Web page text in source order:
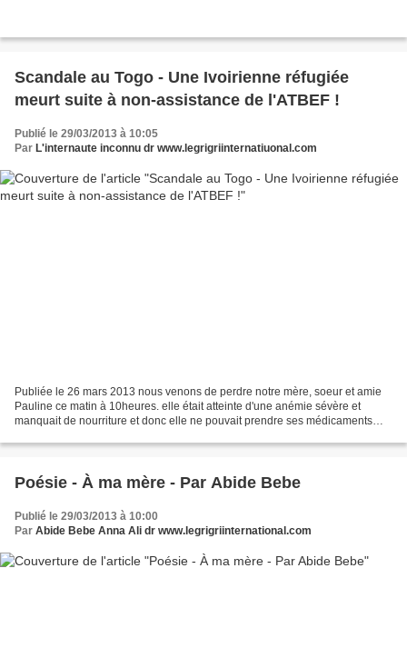
Scandale au Togo - Une Ivoirienne réfugiée
meurt suite à non-assistance de l'ATBEF !
Publié le 29/03/2013 à 10:05
Par L'internaute inconnu dr www.legrigriinternatiuonal.com
Publiée le 26 mars 2013 nous venons de perdre notre mère, soeur et amie
Pauline ce matin à 10heures. elle était atteinte d'une anémie sévère et
manquait de nourriture et donc elle ne pouvait prendre ses médicaments
Poésie - À ma mère - Par Abide Bebe
Publié le 29/03/2013 à 10:00
Par Abide Bebe Anna Ali dr www.legrigriinternational.com